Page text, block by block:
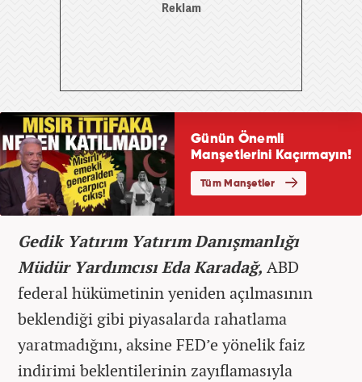
Gedik Yatırım Yatırım Danışmanlığı
Müdür Yardımcısı Eda Karadağ, ABD
federal hükümetinin yeniden açılmasının
beklendiği gibi piyasalarda rahatlama
yaratmadığını, aksine FED’e yönelik faiz
indirimi beklentilerinin zayıflamasıyla